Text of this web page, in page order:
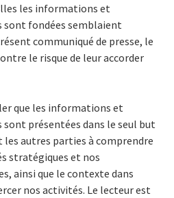
les informations et
sont fondées semblaient
communiqué de presse, le
le risque de leur accorder
que les informations et
présentées dans le seul but
les autres parties à comprendre
stratégiques et nos
ainsi que le contexte dans
nos activités. Le lecteur est